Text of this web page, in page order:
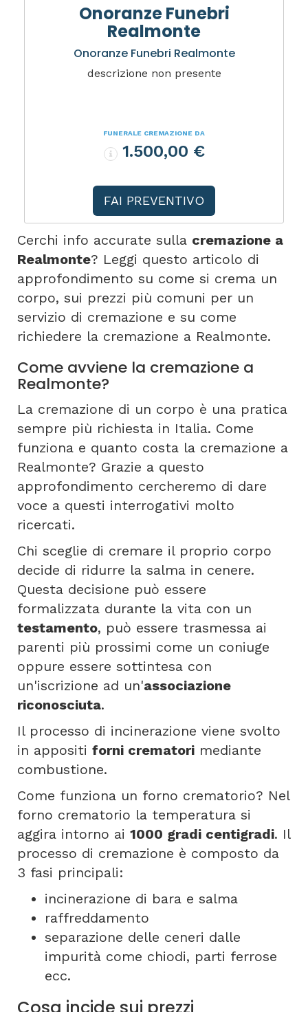
Onoranze Funebri
Realmonte
Onoranze Funebri Realmonte
descrizione non presente
FUNERALE CREMAZIONE DA
1.500,00 €
FAI PREVENTIVO
Cerchi info accurate sulla cremazione a
Realmonte? Leggi questo articolo di
approfondimento su come si crema un
corpo, sui prezzi più comuni per un
servizio di cremazione e su come
richiedere la cremazione a Realmonte.
Come avviene la cremazione a
Realmonte?
La cremazione di un corpo è una pratica
sempre più richiesta in Italia. Come
funziona e quanto costa la cremazione a
Realmonte? Grazie a questo
approfondimento cercheremo di dare
voce a questi interrogativi molto
ricercati.
Chi sceglie di cremare il proprio corpo
decide di ridurre la salma in cenere.
Questa decisione può essere
formalizzata durante la vita con un
testamento, può essere trasmessa ai
parenti più prossimi come un coniuge
oppure essere sottintesa con
un'iscrizione ad un'associazione
riconosciuta.
Il processo di incinerazione viene svolto
in appositi forni crematori mediante
combustione.
Come funziona un forno crematorio? Nel
forno crematorio la temperatura si
aggira intorno ai 1000 gradi centigradi. Il
processo di cremazione è composto da
3 fasi principali:
incinerazione di bara e salma
raffreddamento
separazione delle ceneri dalle
impurità come chiodi, parti ferrose
ecc.